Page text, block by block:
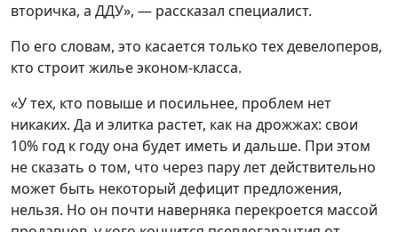
вторичка, а ДДУ», — рассказал специалист.
По его словам, это касается только тех девелоперов,
кто строит жилье эконом-класса.
«У тех, кто повыше и посильнее, проблем нет
никаких. Да и элитка растет, как на дрожжах: свои
10% год к году она будет иметь и дальше. При этом
не сказать о том, что через пару лет действительно
может быть некоторый дефицит предложения,
нельзя. Но он почти наверняка перекроется массой